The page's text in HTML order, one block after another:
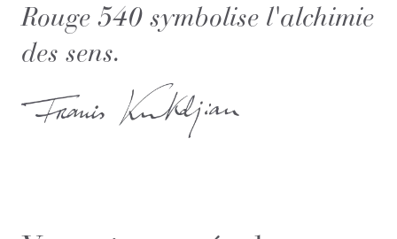
Rouge 540 symbolise l'alchimie
des sens.